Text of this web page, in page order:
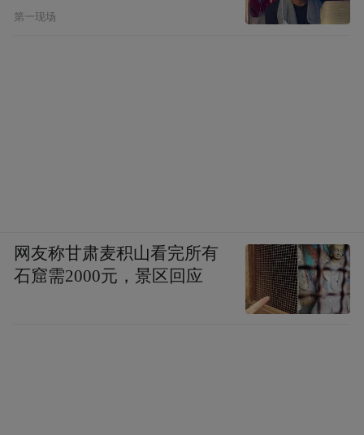
第一现场
网友称甘肃麦积山看完所有
石窟需2000元，景区回应